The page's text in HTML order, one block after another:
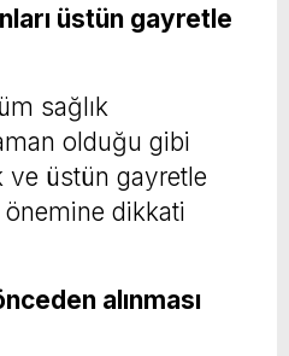
üstün gayretle
sağlık
olduğu gibi
ve üstün gayretle
önemine dikkati
alınması